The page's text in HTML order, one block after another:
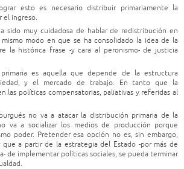
esto es necesario distribuir primariamente la
el ingreso.
sido muy cuidadosa de hablar de redistribución en
modo en que se ha consolidado la idea de la
la histórica frase -y cara al peronismo- de justicia
es aquella que depende de la estructura
y el mercado de trabajo. En tanto que la
las políticas compensatorias, paliativas y referidas al
no va a atacar la distribución primaria de la
va a socializar los medios de producción porque
poder. Pretender esa opción no es, sin embargo,
que a partir de la estrategia del Estado -por más de
de implementar políticas sociales, se pueda terminar